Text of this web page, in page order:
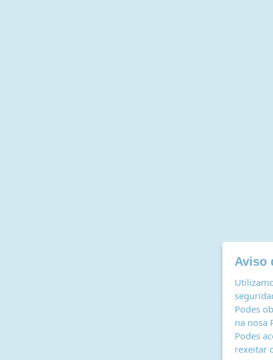
Aviso
Podes
na nosa
Podes
rexeitar